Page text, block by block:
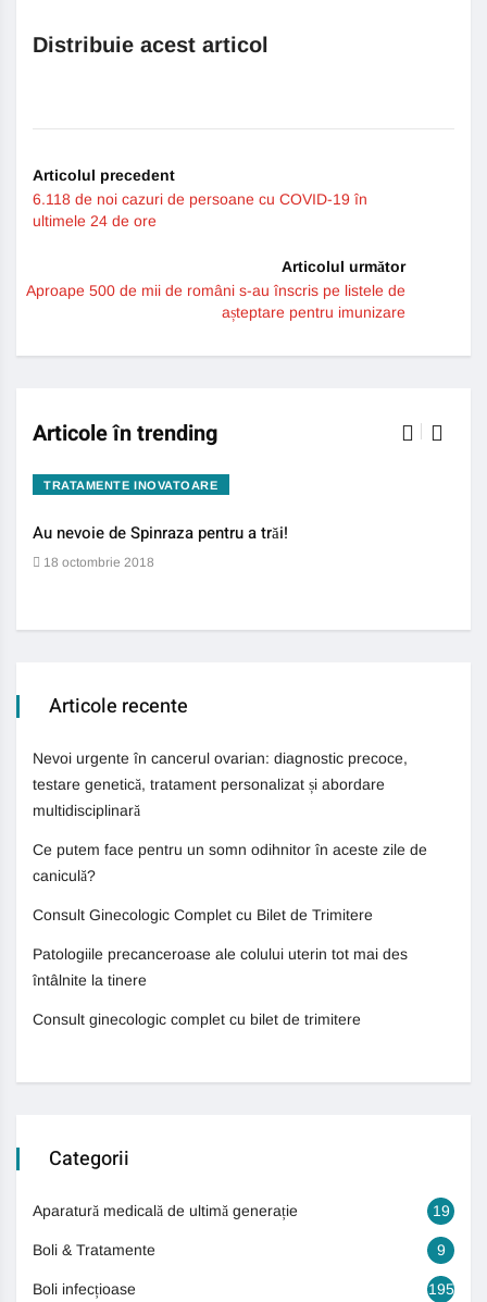
Distribuie acest articol
Articolul precedent
6.118 de noi cazuri de persoane cu COVID-19 în
ultimele 24 de ore
Articolul următor
Aproape 500 de mii de români s-au înscris pe listele de
așteptare pentru imunizare
Articole în trending
TRATAMENTE INOVATOARE
Au nevoie de Spinraza pentru a trăi!
18 octombrie 2018
Articole recente
Nevoi urgente în cancerul ovarian: diagnostic precoce,
testare genetică, tratament personalizat și abordare
multidisciplinară
Ce putem face pentru un somn odihnitor în aceste zile de
caniculă?
Consult Ginecologic Complet cu Bilet de Trimitere
Patologiile precanceroase ale colului uterin tot mai des
întâlnite la tinere
Consult ginecologic complet cu bilet de trimitere
Categorii
Aparatură medicală de ultimă generație 19
Boli & Tratamente 9
Boli infecțioase 195